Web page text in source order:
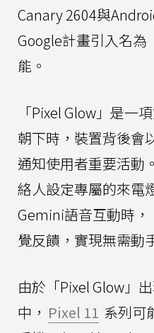
Canary 2604與
Google計畫引入名為
能。
「Pixel Glow」是一
朝下時，裝置背後會
通知使用者重要活動
絡人設定專屬的來電
Gemini語音互動時，
覺反饋，實現無需動
由於「Pixel Glow」
中， Pixel 11 系列可